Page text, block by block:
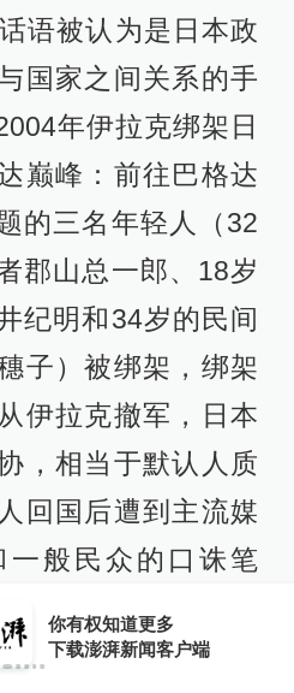
语被认为是日本政
国家之间关系的手
年伊拉克绑架日
巅峰：前往巴格达
的三名年轻人（32
郡山总一郎、18岁
纪明和34岁的民间
子）被绑架，绑架
伊拉克撤军，日本
，相当于默认人质
回国后遭到主流媒
般民众的口诛笔
添了麻烦”，是“不
本政府甚至让三人
端
下载APP